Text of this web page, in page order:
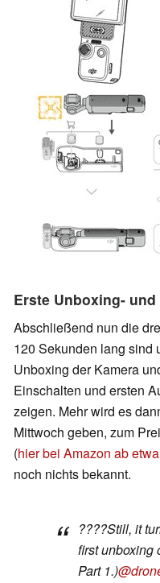
Erste Unboxing-
Abschließend nun die
120 Sekunden lang sind
Unboxing der Kamera
Einschalten und ersten
zeigen. Mehr wird es
Mittwoch geben, zum
(hier bei Amazon ab
noch nichts bekannt.
????Still, it
first unboxing
Part 1.)